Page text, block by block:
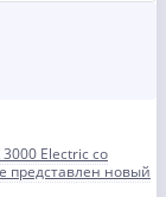
Electric со
представлен новый